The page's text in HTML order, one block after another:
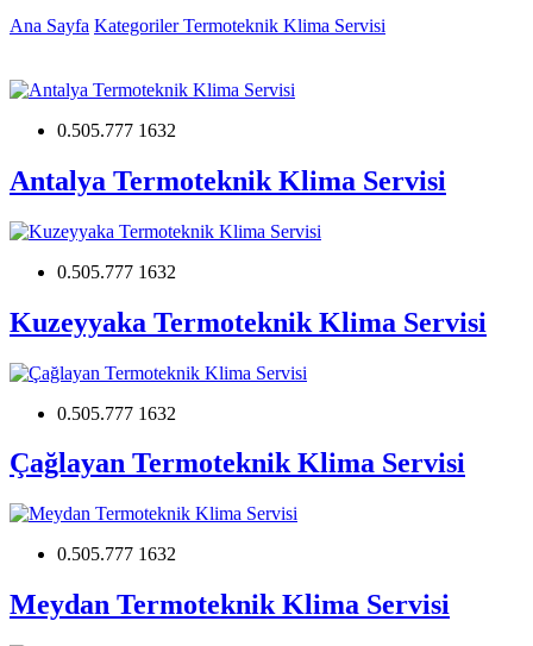
Ana Sayfa KategorilerTermoteknik Klima Servisi
0.505.777 1632
Antalya Termoteknik Klima Servisi
0.505.777 1632
Kuzeyyaka Termoteknik Klima Servisi
0.505.777 1632
Çağlayan Termoteknik Klima Servisi
0.505.777 1632
Meydan Termoteknik Klima Servisi